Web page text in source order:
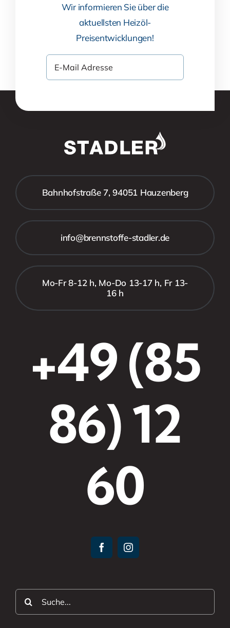
Wir informieren Sie über die
aktuellsten Heizöl-
Preisentwicklungen!
Bahnhofstraße 7, 94051 Hauzenberg
info@brennstoffe-stadler.de
Mo-Fr 8-12 h, Mo-Do 13-17 h, Fr 13-
16 h
+49 (85
86) 12
60
Suche
nach: